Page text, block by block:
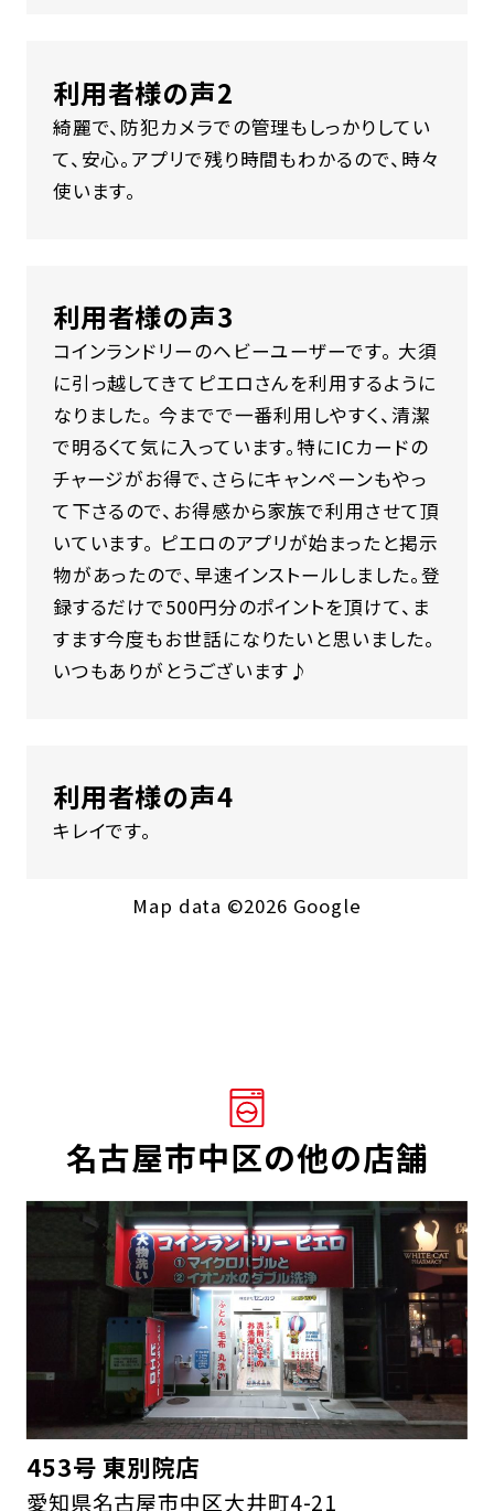
利用者様の声2
綺麗で、防犯カメラでの管理もしっかりしてい
て、安心。アプリで残り時間もわかるので、時々
使います。
利用者様の声3
コインランドリーのヘビーユーザーです。 大須
に引っ越してきてピエロさんを利用するように
なりました。 今までで一番利用しやすく、清潔
で明るくて気に入っています。特にICカードの
チャージがお得で、さらにキャンペーンもやっ
て下さるので、お得感から家族で利用させて頂
いています。 ピエロのアプリが始まったと掲示
物があったので、早速インストールしました。登
録するだけで500円分のポイントを頂けて、ま
すます今度もお世話になりたいと思いました。
いつもありがとうございます♪
利用者様の声4
キレイです。
Map data ©2026 Google
名古屋市中区の他の店舗
453号 東別院店
愛知県名古屋市中区大井町4-21